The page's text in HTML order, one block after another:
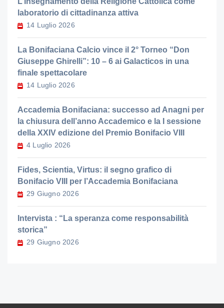
laboratorio di cittadinanza attiva
14 Luglio 2026
La Bonifaciana Calcio vince il 2° Torneo “Don
Giuseppe Ghirelli”: 10 – 6 ai Galacticos in una
finale spettacolare
14 Luglio 2026
Accademia Bonifaciana: successo ad Anagni per
la chiusura dell’anno Accademico e la I sessione
della XXIV edizione del Premio Bonifacio VIII
4 Luglio 2026
Fides, Scientia, Virtus: il segno grafico di
Bonifacio VIII per l’Accademia Bonifaciana
29 Giugno 2026
Intervista : “La speranza come responsabilità
storica”
29 Giugno 2026